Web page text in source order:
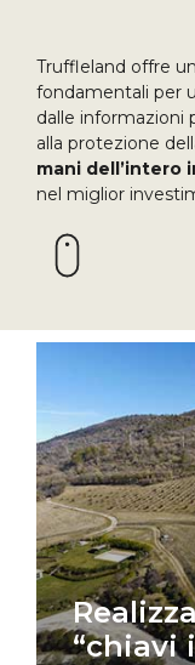
Truffleland offre
fondamentali per
dalle informazioni
alla protezione
mani dell’intero
nel miglior
“chiavi